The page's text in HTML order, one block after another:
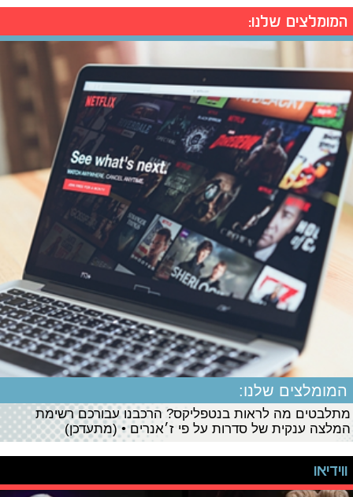
המומלצים שלנו:
המומלצים שלנו:
מתלבטים מה לראות בנטפליקס? הרכבנו עבורכם רשימת
המלצה ענקית של סדרות על פי ז׳אנרים • (מתעדכן)
ווידיאו